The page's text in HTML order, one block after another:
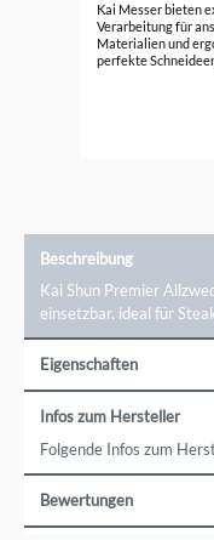
Kai Messer bieten
Verarbeitung für
Materialien und
perfekte
Beschreibung
Kai Shun Premier
einsetzbar. ideal für
Eigenschaften
Infos zum Hersteller
Folgende Infos zum
Bewertungen